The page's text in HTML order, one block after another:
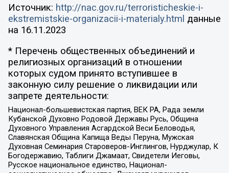
Источник: http://nac.gov.ru/terroristicheskie-i-
ekstremistskie-organizacii-i-materialy.html данные
на 16.11.2023
* Перечень общественных объединений и
религиозных организаций в отношении
которых судом принято вступившее в
законную силу решение о ликвидации или
запрете деятельности:
Национал-большевистская партия, ВЕК РА, Рада земли
Кубанской Духовно Родовой Державы Русь, Община
Духовного Управления Асгардской Веси Беловодья,
Славянская Община Капища Веды Перуна, Мужская
Духовная Семинария Староверов-Инглингов, Нурджулар, К
Богодержавию, Таблиги Джамаат, Свидетели Иеговы,
Русское национальное единство, Национал-